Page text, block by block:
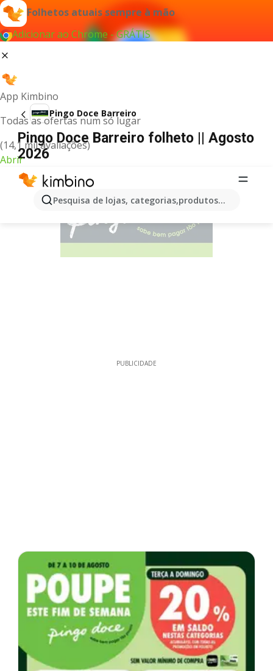
Folhetos atuais sempre à mão
Adicionar ao Chrome - GRÁTIS
App Kimbino
Todas as ofertas num só lugar
(14,1 mil avaliações)
Abrir
Pesquisa de lojas, categorias,produtos...
Pingo Doce Barreiro
Pingo Doce Barreiro folheto || Agosto
2026
PUBLICIDADE